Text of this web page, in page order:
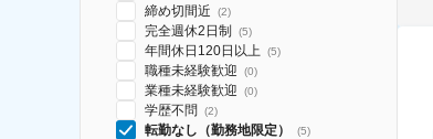
締め切間近 (2)
完全週休2日制 (5)
年間休日120日以上 (5)
職種未経験歓迎 (0)
業種未経験歓迎 (0)
学歴不問 (2)
転勤なし（勤務地限定） (5)